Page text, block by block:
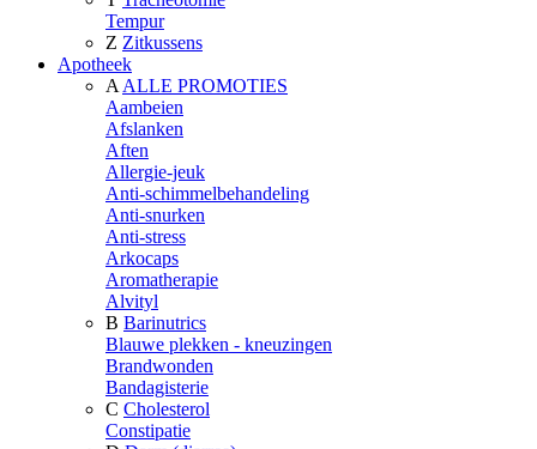
Tempur
Z Zitkussens
Apotheek
A ALLE PROMOTIES
Aambeien
Afslanken
Aften
Allergie-jeuk
Anti-schimmelbehandeling
Anti-snurken
Anti-stress
Arkocaps
Aromatherapie
Alvityl
B Barinutrics
Blauwe plekken - kneuzingen
Brandwonden
Bandagisterie
C Cholesterol
Constipatie